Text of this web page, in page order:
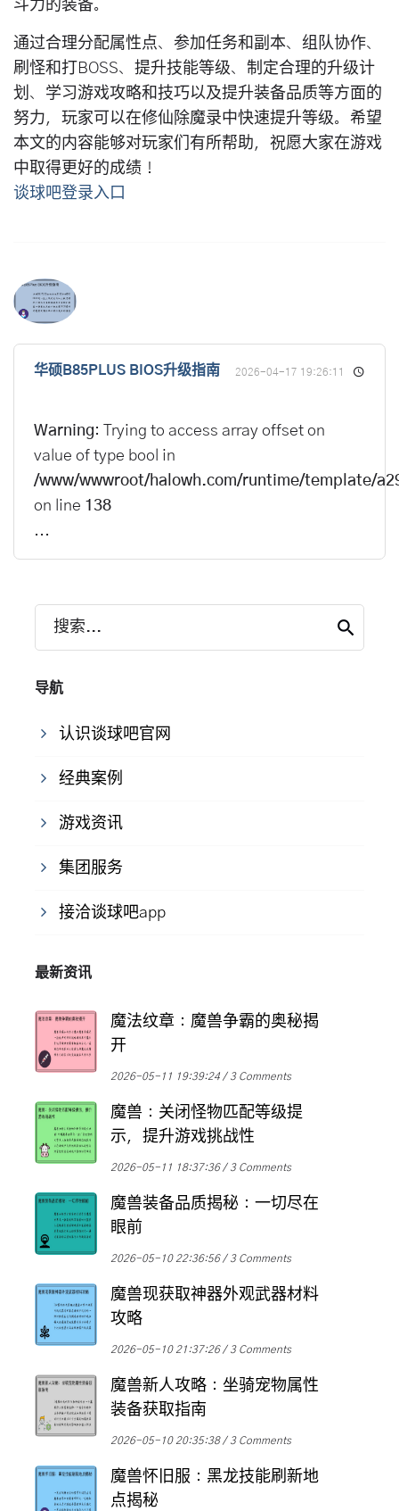
斗力的装备。
通过合理分配属性点、参加任务和副本、组队协作、
刷怪和打BOSS、提升技能等级、制定合理的升级计
划、学习游戏攻略和技巧以及提升装备品质等方面的
努力，玩家可以在修仙除魔录中快速提升等级。希望
本文的内容能够对玩家们有所帮助，祝愿大家在游戏
中取得更好的成绩！
谈球吧登录入口
华硕B85PLUS BIOS升级指南 2026-04-17 19:26:11
Warning: Trying to access array offset on
value of type bool in
/www/wwwroot/halowh.com/runtime/template/
on line 138
...
搜索...
导航
认识谈球吧官网
经典案例
游戏资讯
集团服务
接洽谈球吧app
最新资讯
魔法纹章：魔兽争霸的奥秘揭
开
2026-05-11 19:39:24 3 Comments
魔兽：关闭怪物匹配等级提
示，提升游戏挑战性
2026-05-11 18:37:36 3 Comments
魔兽装备品质揭秘：一切尽在
眼前
2026-05-10 22:36:56 3 Comments
魔兽现获取神器外观武器材料
攻略
2026-05-10 21:37:26 3 Comments
魔兽新人攻略：坐骑宠物属性
装备获取指南
2026-05-10 20:35:38 3 Comments
魔兽怀旧服：黑龙技能刷新地
点揭秘